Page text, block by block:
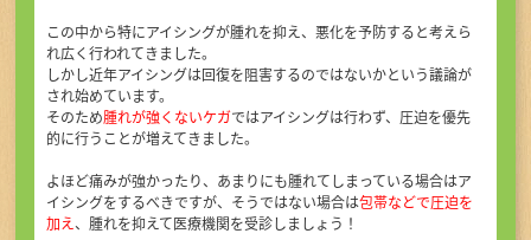
この中から特にアイシングが腫れを抑え、悪化を予防すると考えら
れ広く行われてきました。
しかし近年アイシングは回復を阻害するのではないかという議論が
され始めています。
そのため腫れが強くないケガではアイシングは行わず、圧迫を優先
的に行うことが増えてきました。
よほど痛みが強かったり、あまりにも腫れてしまっている場合はア
イシングをするべきですが、そうではない場合は包帯などで圧迫を
加え、腫れを抑えて医療機関を受診しましょう！